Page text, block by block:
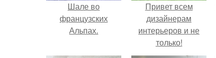
Шале во
французских
Альпах.
Привет всем
дизайнерам
интерьеров и не
только!